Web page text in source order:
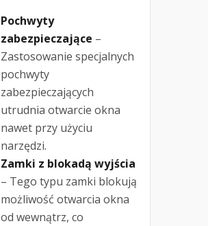
Pochwyty
zabezpieczające –
Zastosowanie specjalnych
pochwyty
zabezpieczających
utrudnia otwarcie okna
nawet przy użyciu
narzędzi.
Zamki z blokadą wyjścia
– Tego typu zamki blokują
możliwość otwarcia okna
od wewnątrz, co